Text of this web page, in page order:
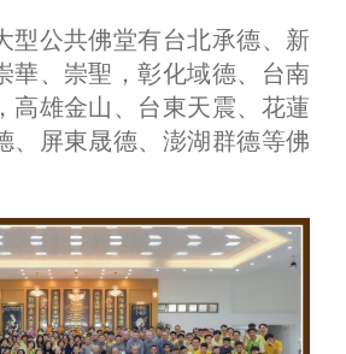
型公共佛堂有台北承德、新
華、崇聖，彰化域德、台南
高雄金山、台東天震、花蓮
、屏東晟德、澎湖群德等佛